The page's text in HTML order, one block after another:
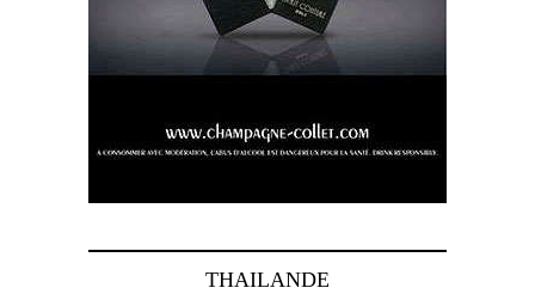
THAILANDE